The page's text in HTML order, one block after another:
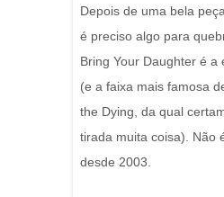
Depois de uma bela
é preciso algo para
Bring Your Daughter é a
(e a faixa mais famosa
the Dying, da qual
tirada muita coisa). Não
desde 2003.